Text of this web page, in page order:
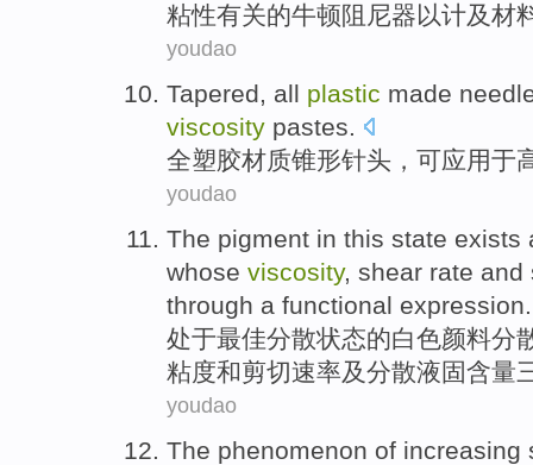
粘性有关的牛顿阻尼器以计及材
youdao
Tapered, all plastic made
viscosity pastes.
全塑胶材质锥形针头 ，可应用于
youdao
The pigment in this state exists
whose viscosity, shear rate and
through a functional expression.
处于最佳分散状态的白色颜料分
粘度和剪切速率及分散液固含量
youdao
The phenomenon of increasing